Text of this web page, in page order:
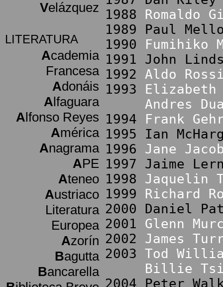
Velázquez
LITERATURA
Academia
Francesa
Adonáis
Alfaguara
Alfonso Reyes
América
Anagrama
APE
Ateneo
Austriaco
Literatura
Europea
Azorín
Bagutta
Bancarella
1988 Romaldo
1989 Paul
1990 Fumihiko
1991 John
1992 Aldo
1993 Elizabeth
Andres
1994 Frank
1995 Ian
1996 Jane
1997 Jaime
1998 Jaquelin
1999 Richard
2000 Daniel
2001 Glenn
2002 James
2003 Tod
Billie
2004 Peter